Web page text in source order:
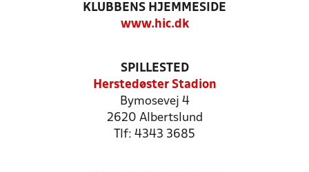
KLUBBENS HJEMMESIDE
www.hic.dk
SPILLESTED
Herstedøster Stadion
Bymosevej 4
2620 Albertslund
Tlf: 4343 3685